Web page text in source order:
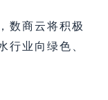
数商云将积极
行业向绿色、